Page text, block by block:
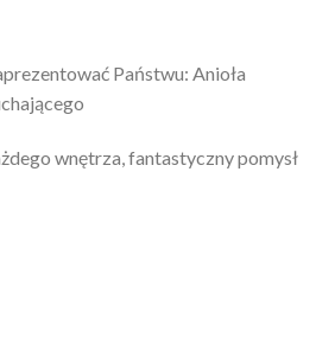
Państwu: Anioła
wnętrza, fantastyczny pomysł